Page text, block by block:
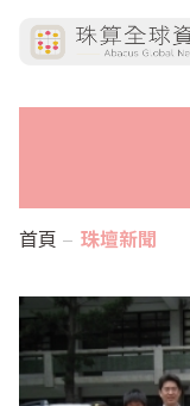
首頁 珠壇新聞